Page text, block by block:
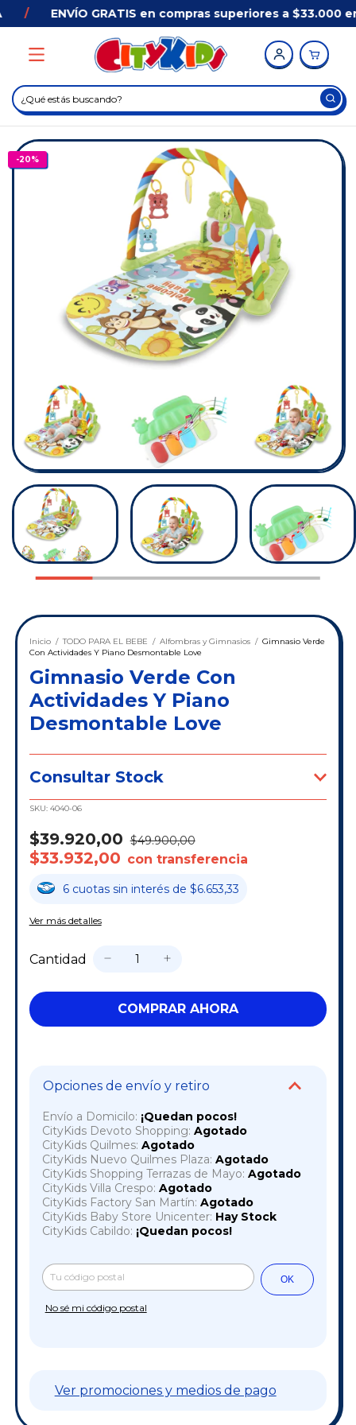
ENVÍO GRATIS en compras superiores a $33.000 en
-20%
Inicio / TODO PARA EL BEBE / Alfombras y Gimnasios / Gimnasio Verde
Con Actividades Y Piano Desmontable Love
Gimnasio Verde Con
Actividades Y Piano
Desmontable Love
Consultar Stock
SKU: 4040-06
$39.920,00 $49.900,00
$33.932,00 con transferencia
6 cuotas sin interés de $6.653,33
Ver más detalles
Cantidad
Opciones de envío y retiro
Envío a Domicilo: ¡Quedan pocos!
CityKids Devoto Shopping: Agotado
CityKids Quilmes: Agotado
CityKids Nuevo Quilmes Plaza: Agotado
CityKids Shopping Terrazas de Mayo: Agotado
CityKids Villa Crespo: Agotado
CityKids Factory San Martín: Agotado
CityKids Baby Store Unicenter: Hay Stock
CityKids Cabildo: ¡Quedan pocos!
Entregas para el CP: Cambiar CP
OK
No sé mi código postal
Ver promociones y medios de pago